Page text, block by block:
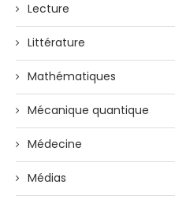
Lecture
Littérature
Mathématiques
Mécanique quantique
Médecine
Médias